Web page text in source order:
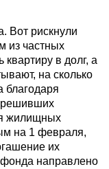
Вот рискнули
из частных
в долг, а
на сколько
благодаря
решивших
жилищных
на 1 февраля,
их
фонда направлено